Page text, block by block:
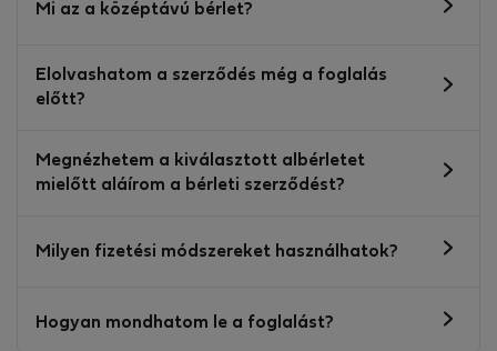
Mi az a középtávú bérlet?
Elolvashatom a szerződés még a foglalás
előtt?
Megnézhetem a kiválasztott albérletet
mielőtt aláírom a bérleti szerződést?
Milyen fizetési módszereket használhatok?
Hogyan mondhatom le a foglalást?